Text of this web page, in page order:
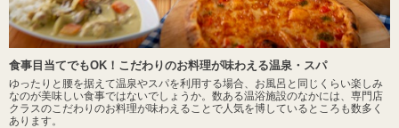
食事目当てでもOK！こだわりのお料理が味わえる温泉・スパ
ゆったりと腰を据えて温泉やスパを利用する場合、お風呂と同じくらい楽しみ
なのが美味しい食事ではないでしょうか。数ある温浴施設のなかには、専門店
クラスのこだわりのお料理が味わえることで人気を博しているところも数多く
あります。